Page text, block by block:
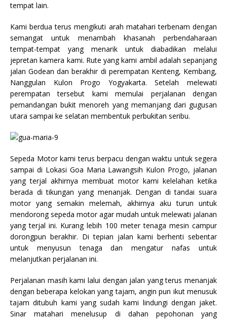
tempat lain.
Kami berdua terus mengikuti arah matahari terbenam dengan
semangat untuk menambah khasanah perbendaharaan
tempat-tempat yang menarik untuk diabadikan melalui
jepretan kamera kami. Rute yang kami ambil adalah sepanjang
jalan Godean dan berakhir di perempatan Kenteng, Kembang,
Nanggulan Kulon Progo Yogyakarta. Setelah melewati
perempatan tersebut kami memulai perjalanan dengan
pemandangan bukit menoreh yang memanjang dari gugusan
utara sampai ke selatan membentuk perbukitan seribu.
Sepeda Motor kami terus berpacu dengan waktu untuk segera
sampai di Lokasi Goa Maria Lawangsih Kulon Progo, jalanan
yang terjal akhirnya membuat motor kami kelelahan ketika
berada di tikungan yang menanjak. Dengan di tandai suara
motor yang semakin melemah, akhirnya aku turun untuk
mendorong sepeda motor agar mudah untuk melewati jalanan
yang terjal ini. Kurang lebih 100 meter tenaga mesin campur
dorongpun berakhir. Di tepian jalan kami berhenti sebentar
untuk menyusun tenaga dan mengatur nafas untuk
melanjutkan perjalanan ini.
Perjalanan masih kami lalui dengan jalan yang terus menanjak
dengan beberapa kelokan yang tajam, angin pun ikut menusuk
tajam ditubuh kami yang sudah kami lindungi dengan jaket.
Sinar matahari menelusup di dahan pepohonan yang